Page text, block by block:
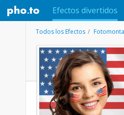
Efectos divertidos
Todos los Efectos